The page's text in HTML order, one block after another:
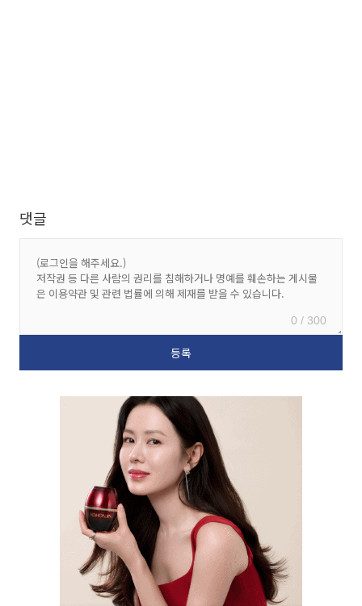
댓글
0 / 300